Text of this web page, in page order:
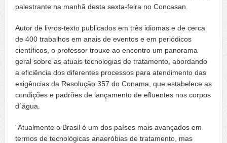
palestrante na manhã desta sexta-feira no Concasan.
Autor de livros-texto publicados em três idiomas e de cerca
de 400 trabalhos em anais de eventos e em periódicos
científicos, o professor trouxe ao encontro um panorama
geral sobre as atuais tecnologias de tratamento, abordando
a eficiência dos diferentes processos para atendimento das
exigências da Resolução 357 do Conama, que estabelece as
condições e padrões de lançamento de efluentes nos corpos
d´água.
“Atualmente o Brasil é um dos países mais avançados em
termos de tecnológicas anaeróbias de tratamento, mas